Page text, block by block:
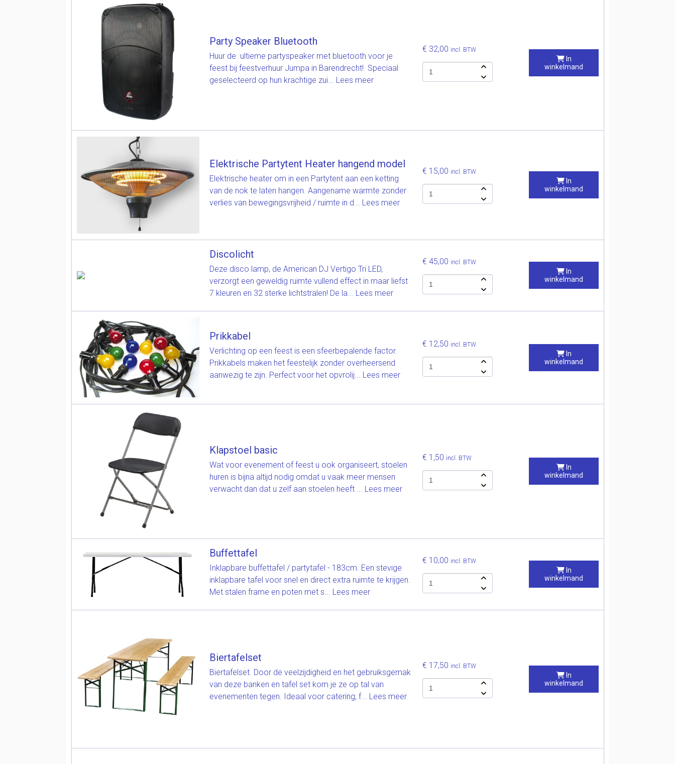
Party Speaker Bluetooth
Huur de ultieme partyspeaker met bluetooth voor je
feest bij feestverhuur Jumpa in Barendrecht! Speciaal
geselecteerd op hun krachtige zui... Lees meer
€ 32,00 incl. BTW
In
winkelmand
Elektrische Partytent Heater hangend model
Elektrische heater om in een Partytent aan een ketting
van de nok te laten hangen. Aangename warmte zonder
verlies van bewegingsvrijheid / ruimte in d... Lees meer
€ 15,00 incl. BTW
In
winkelmand
Discolicht
Deze disco lamp, de American DJ Vertigo Tri LED,
verzorgt een geweldig ruimte vullend effect in maar liefst
7 kleuren en 32 sterke lichtstralen! De la... Lees meer
€ 45,00 incl. BTW
In
winkelmand
Prikkabel
Verlichting op een feest is een sfeerbepalende factor.
Prikkabels maken het feestelijk zonder overheersend
aanwezig te zijn. Perfect voor het opvrolij... Lees meer
€ 12,50 incl. BTW
In
winkelmand
Klapstoel basic
Wat voor evenement of feest u ook organiseert, stoelen
huren is bijna altijd nodig omdat u vaak meer mensen
verwacht dan dat u zelf aan stoelen heeft ... Lees meer
€ 1,50 incl. BTW
In
winkelmand
Buffettafel
Inklapbare buffettafel / partytafel - 183cm. Een stevige
inklapbare tafel voor snel en direct extra ruimte te krijgen.
Met stalen frame en poten met s... Lees meer
€ 10,00 incl. BTW
In
winkelmand
Biertafelset
Biertafelset. Door de veelzijdigheid en het gebruiksgemak
van deze banken en tafel set kom je ze op tal van
evenementen tegen. Ideaal voor catering, f... Lees meer
€ 17,50 incl. BTW
In
winkelmand